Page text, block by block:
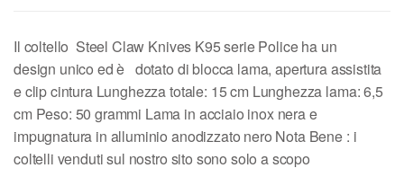
Il coltello Steel Claw Knives K95 serie Police ha un
design unico ed è dotato di blocca lama, apertura assistita
e clip cintura Lunghezza totale: 15 cm Lunghezza lama: 6,5
cm Peso: 50 grammi Lama in acciaio inox nera e
impugnatura in alluminio anodizzato nero Nota Bene : i
coltelli venduti sul nostro sito sono solo a scopo